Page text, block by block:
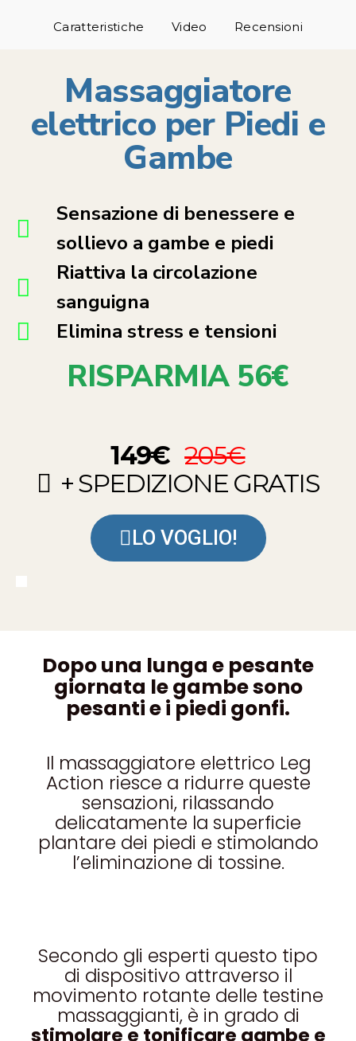
Caratteristiche Video Recensioni
Massaggiatore
elettrico per Piedi e
Gambe
Sensazione di benessere e
sollievo a gambe e piedi
Riattiva la circolazione
sanguigna
Elimina stress e tensioni
RISPARMIA 56€
149€ 205€
+ SPEDIZIONE GRATIS
LO VOGLIO!
Dopo una lunga e pesante
giornata le gambe sono
pesanti e i piedi gonfi.
Il massaggiatore elettrico Leg
Action riesce a ridurre queste
sensazioni, rilassando
delicatamente la superficie
plantare dei piedi e stimolando
l’eliminazione di tossine.
Secondo gli esperti questo tipo
di dispositivo attraverso il
movimento rotante delle testine
massaggianti, è in grado di
stimolare e tonificare gambe e